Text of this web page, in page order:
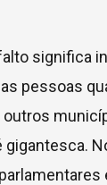
significa
pessoas
gigantesca.